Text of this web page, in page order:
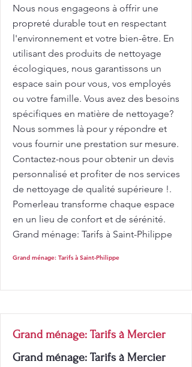
Nous nous engageons à offrir une
propreté durable tout en respectant
l'environnement et votre bien-être. En
utilisant des produits de nettoyage
écologiques, nous garantissons un
espace sain pour vous, vos employés
ou votre famille. Vous avez des besoins
spécifiques en matière de nettoyage?
Nous sommes là pour y répondre et
vous fournir une prestation sur mesure.
Contactez-nous pour obtenir un devis
personnalisé et profiter de nos services
de nettoyage de qualité supérieure !.
Pomerleau transforme chaque espace
en un lieu de confort et de sérénité.
Grand ménage: Tarifs à Saint-Philippe
Grand ménage: Tarifs à Saint-Philippe
Grand ménage: Tarifs à Mercier
Grand ménage: Tarifs à Mercier